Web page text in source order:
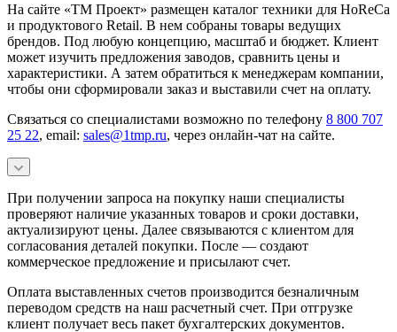
На сайте «ТМ Проект» размещен каталог техники для HoReCa
и продуктового Retail. В нем собраны товары ведущих
брендов. Под любую концепцию, масштаб и бюджет. Клиент
может изучить предложения заводов, сравнить цены и
характеристики. А затем обратиться к менеджерам компании,
чтобы они сформировали заказ и выставили счет на оплату.
Связаться со специалистами возможно по телефону 8 800 707
25 22, email: sales@1tmp.ru, через онлайн-чат на сайте.
При получении запроса на покупку наши специалисты
проверяют наличие указанных товаров и сроки доставки,
актуализируют цены. Далее связываются с клиентом для
согласования деталей покупки. После — создают
коммерческое предложение и присылают счет.
Оплата выставленных счетов производится безналичным
переводом средств на наш расчетный счет. При отгрузке
клиент получает весь пакет бухгалтерских документов.